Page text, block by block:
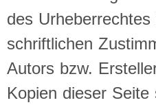
des
schriftlichen
Autors bzw.
Kopien dieser